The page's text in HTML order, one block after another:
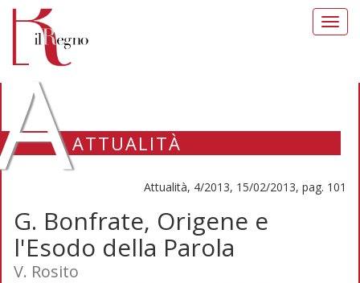
ATTUALITÀ
Attualità, 4/2013, 15/02/2013, pag. 101
G. Bonfrate, Origene e
l'Esodo della Parola
V. Rosito